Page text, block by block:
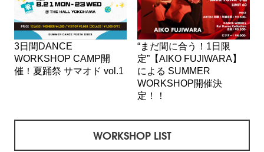
3日間DANCE
WORKSHOP CAMP開
催！夏踊祭 サマオド vol.1
“まだ間に合う！1日限
定”【AIKO FUJIWARA】
による SUMMER
WORKSHOP開催決
定！！
WORKSHOP LIST